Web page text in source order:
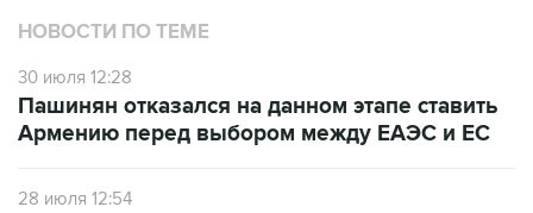
НОВОСТИ ПО ТЕМЕ
30 июля 12:28
Пашинян отказался на данном этапе ставить
Армению перед выбором между ЕАЭС и ЕС
28 июля 12:54